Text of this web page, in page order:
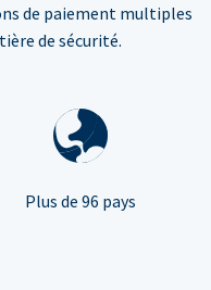
de paiement multiples
de sécurité.
Plus de 96 pays